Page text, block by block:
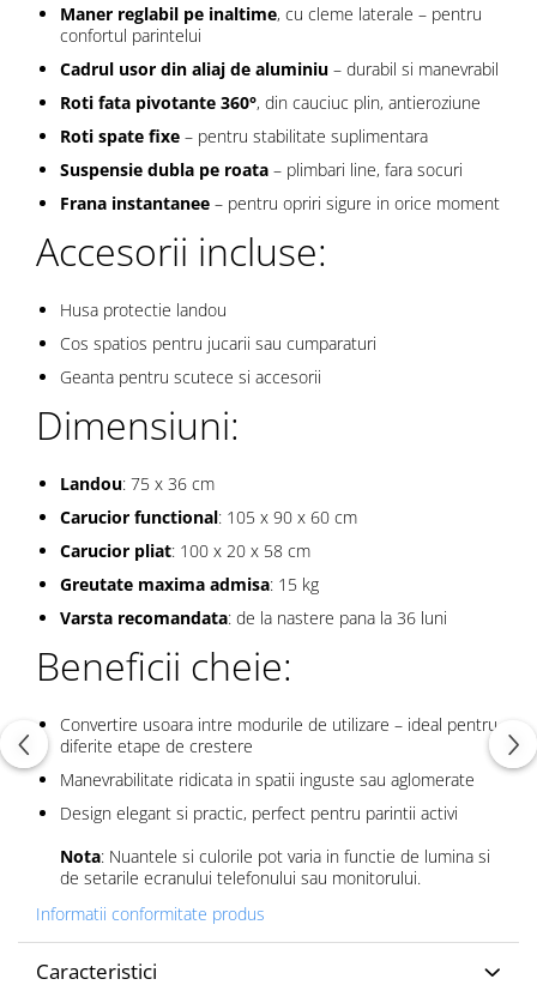
Maner reglabil pe inaltime, cu cleme laterale – pentru
confortul parintelui
Cadrul usor din aliaj de aluminiu – durabil si manevrabil
Roti fata pivotante 360°, din cauciuc plin, antieroziune
Roti spate fixe – pentru stabilitate suplimentara
Suspensie dubla pe roata – plimbari line, fara socuri
Frana instantanee – pentru opriri sigure in orice moment
Accesorii incluse:
Husa protectie landou
Cos spatios pentru jucarii sau cumparaturi
Geanta pentru scutece si accesorii
Dimensiuni:
Landou: 75 x 36 cm
Carucior functional: 105 x 90 x 60 cm
Carucior pliat: 100 x 20 x 58 cm
Greutate maxima admisa: 15 kg
Varsta recomandata: de la nastere pana la 36 luni
Beneficii cheie:
Convertire usoara intre modurile de utilizare – ideal pentru
diferite etape de crestere
Manevrabilitate ridicata in spatii inguste sau aglomerate
Design elegant si practic, perfect pentru parintii activi
Nota: Nuantele si culorile pot varia in functie de lumina si
de setarile ecranului telefonului sau monitorului.
Informatii conformitate produs
Caracteristici